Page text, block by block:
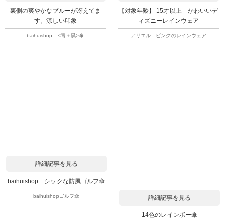
裏側の爽やかなブルーが冴えてま
す。涼しい印象
baihuishop <青＋黒>傘
【対象年齢】 15才以上 かわいいデ
ィズニーレインウェア
アリエル ピンクのレインウェア
詳細記事を見る
baihuishop シックな防風ゴルフ傘
baihuishopゴルフ傘 詳細記事を見る
14色のレインボー傘